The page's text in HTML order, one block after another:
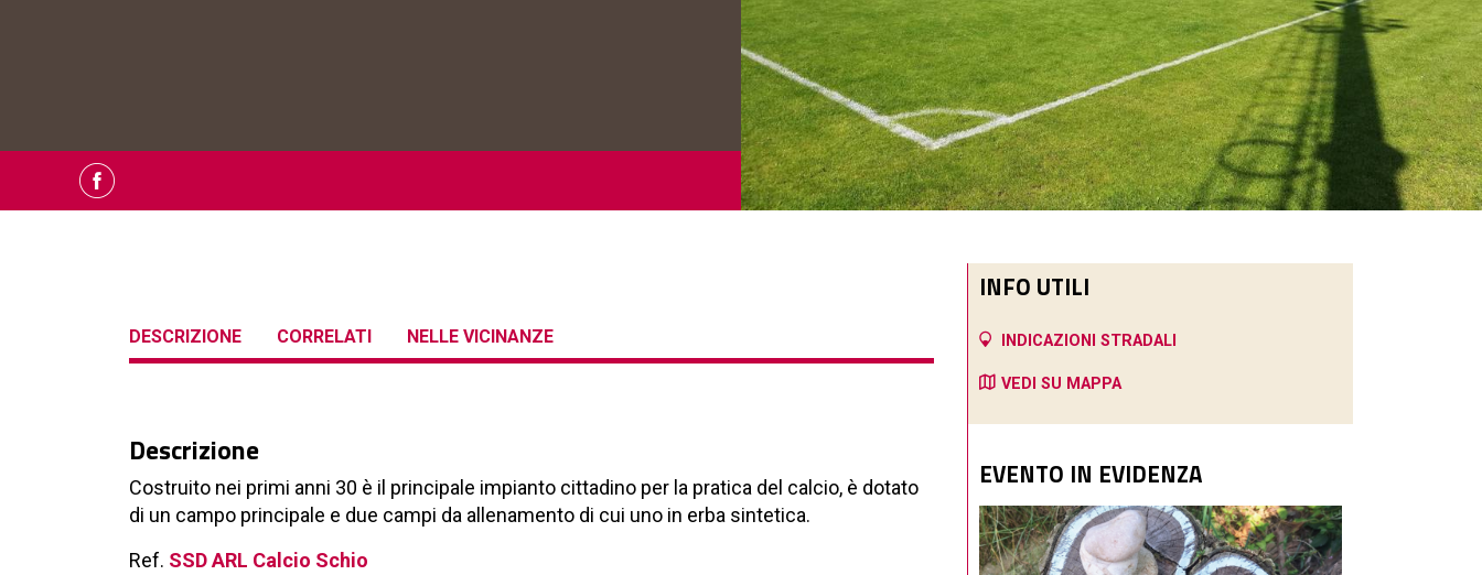
DESCRIZIONE CORRELATI NELLE VICINANZE
Descrizione
Costruito nei primi anni 30 è il principale impianto cittadino per la pratica del calcio, è dotato
di un campo principale e due campi da allenamento di cui uno in erba sintetica.
Ref. SSD ARL Calcio Schio
INFO UTILI
INDICAZIONI STRADALI
VEDI SU MAPPA
EVENTO IN EVIDENZA